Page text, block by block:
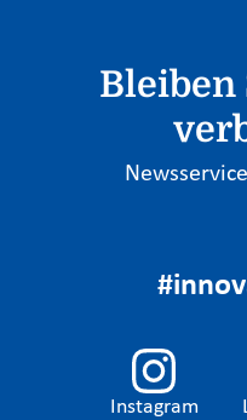
Bleiben
Instagram